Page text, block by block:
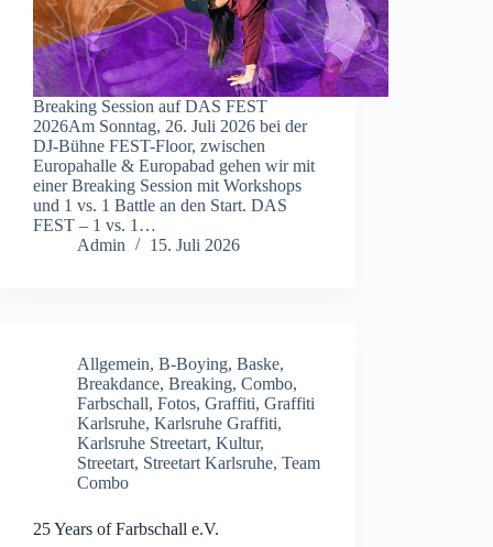
Breaking Session auf DAS FEST
2026Am Sonntag, 26. Juli 2026 bei der
DJ-Bühne FEST-Floor, zwischen
Europahalle & Europabad gehen wir mit
einer Breaking Session mit Workshops
und 1 vs. 1 Battle an den Start. DAS
FEST – 1 vs. 1…
Admin
15. Juli 2026
Allgemein, B-Boying, Baske,
Breakdance, Breaking, Combo,
Farbschall, Fotos, Graffiti, Graffiti
Karlsruhe, Karlsruhe Graffiti,
Karlsruhe Streetart, Kultur,
Streetart, Streetart Karlsruhe, Team
Combo
25 Years of Farbschall e.V.